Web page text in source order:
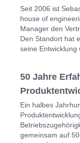
Seit 2006 ist
house of
Manager den
Den Standort hat
seine Entwicklung
50 Jahre
Ein halbes
gemeinsam auf